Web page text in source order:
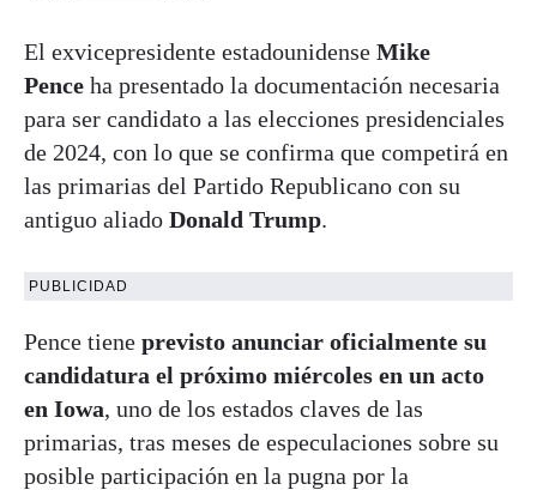
El exvicepresidente estadounidense Mike
Pence ha presentado la documentación necesaria
para ser candidato a las elecciones presidenciales
de 2024, con lo que se confirma que competirá en
las primarias del Partido Republicano con su
antiguo aliado Donald Trump.
PUBLICIDAD
Pence tiene previsto anunciar oficialmente su
candidatura el próximo miércoles en un acto
en Iowa, uno de los estados claves de las
primarias, tras meses de especulaciones sobre su
posible participación en la pugna por la